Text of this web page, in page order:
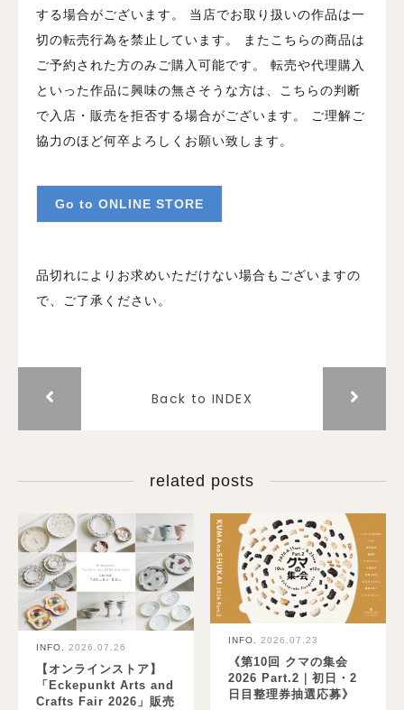
する場合がございます。
当店でお取り扱いの作品は一
切の転売行為を禁止しています。
またこちらの商品は
ご予約された方のみご購入可能です。
転売や代理購入
といった作品に興味の無さそうな方は、こちらの判断
で入店・販売を拒否する場合がございます。
ご理解ご
協力のほど何卒よろしくお願い致します。
Go to ONLINE STORE
品切れによりお求めいただけない場合もございますの
で、ご了承ください。
Back to INDEX
related posts
INFO. 2026.07.26
【オンラインストア】
「Eckepunkt Arts and
Crafts Fair 2026」販売
INFO. 2026.07.23
《第10回 クマの集会
2026 Part.2｜初日・2
日目整理券抽選応募》